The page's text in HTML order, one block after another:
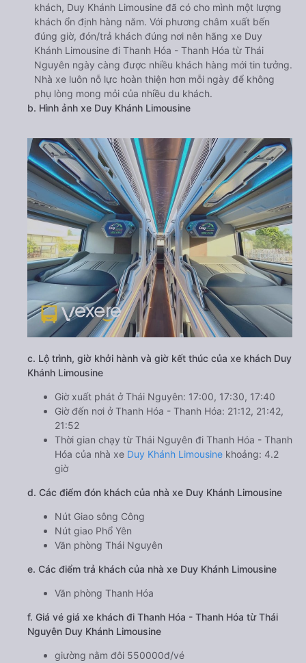
khách, Duy Khánh Limousine đã có cho mình một lượng
khách ổn định hàng năm. Với phương châm xuất bến
đúng giờ, đón/trả khách đúng nơi nên hãng xe Duy
Khánh Limousine đi Thanh Hóa - Thanh Hóa từ Thái
Nguyên ngày càng được nhiều khách hàng mới tin tưởng.
Nhà xe luôn nỗ lực hoàn thiện hơn mỗi ngày để không
phụ lòng mong mỏi của nhiều du khách.
b. Hình ảnh xe Duy Khánh Limousine
c. Lộ trình, giờ khởi hành và giờ kết thúc của xe khách Duy
Khánh Limousine
Giờ xuất phát ở Thái Nguyên: 17:00, 17:30, 17:40
Giờ đến nơi ở Thanh Hóa - Thanh Hóa: 21:12, 21:42,
21:52
Thời gian chạy từ Thái Nguyên đi Thanh Hóa - Thanh
Hóa của nhà xe Duy Khánh Limousine khoảng: 4.2
giờ
d. Các điểm đón khách của nhà xe Duy Khánh Limousine
Nút Giao sông Công
Nút giao Phổ Yên
Văn phòng Thái Nguyên
e. Các điểm trả khách của nhà xe Duy Khánh Limousine
Văn phòng Thanh Hóa
f. Giá vé giá xe khách đi Thanh Hóa - Thanh Hóa từ Thái
Nguyên Duy Khánh Limousine
giường nằm đôi 550000đ/vé